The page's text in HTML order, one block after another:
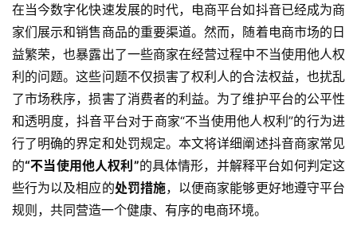
在当今数字化快速发展的时代，电商平台如抖音已经成为商
家们展示和销售商品的重要渠道。然而，随着电商市场的日
益繁荣，也暴露出了一些商家在经营过程中不当使用他人权
利的问题。这些问题不仅损害了权利人的合法权益，也扰乱
了市场秩序，损害了消费者的利益。为了维护平台的公平性
和透明度，抖音平台对于商家“不当使用他人权利”的行为进
行了明确的界定和处罚规定。本文将详细阐述抖音商家常见
的“不当使用他人权利”的具体情形，并解释平台如何判定这
些行为以及相应的处罚措施，以便商家能够更好地遵守平台
规则，共同营造一个健康、有序的电商环境。